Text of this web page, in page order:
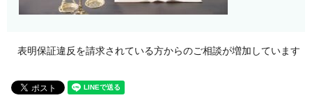
表明保証違反を請求されている方からのご相談が増加しています